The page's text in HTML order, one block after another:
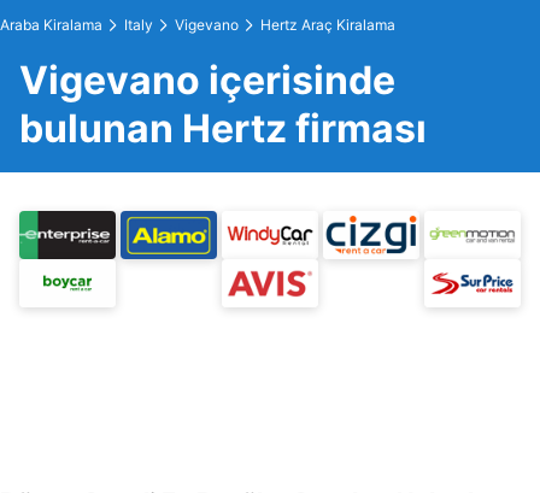
Araba Kiralama Italy Vigevano Hertz Araç Kiralama
Vigevano içerisinde
bulunan Hertz firması